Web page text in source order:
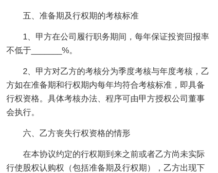
五、准备期及行权期的考核标准
1、甲方在公司履行职务期间，每年保证投资回报率
不低于_______%。
2、甲方对乙方的考核分为季度考核与年度考核，乙
方如在准备期和行权期内每年均符合考核标准，即具备
行权资格。具体考核办法、程序可由甲方授权公司董事
会执行。
六、乙方丧失行权资格的情形
在本协议约定的行权期到来之前或者乙方尚未实际
行使股权认购权（包括准备期及行权期），乙方出现下